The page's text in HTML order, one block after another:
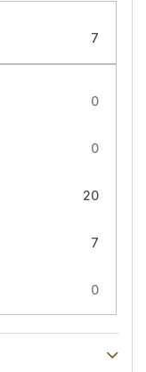
7
0
0
20
7
0